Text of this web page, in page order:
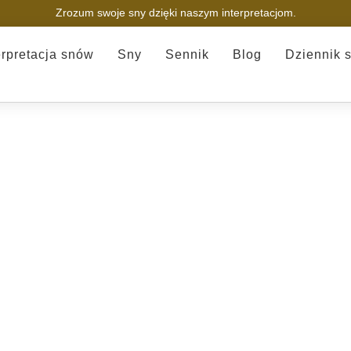
Zrozum swoje sny dzięki naszym interpretacjom.
snów Sny Sennik Blog Dziennik